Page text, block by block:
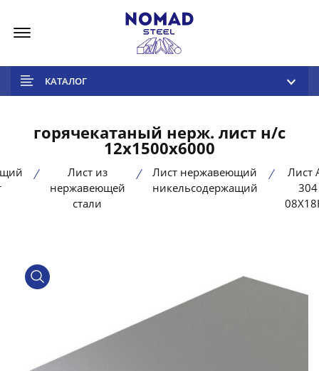
КАТАЛОГ
горячекатаный нерж. лист н/с
12х1500х6000
Лист из
нержавеющей
стали
Лист нержавеющий
никельсодержащий
Лист
product view